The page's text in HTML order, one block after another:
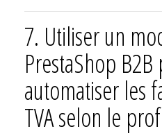
7. Utiliser un
PrestaShop
automatiser les
TVA selon le